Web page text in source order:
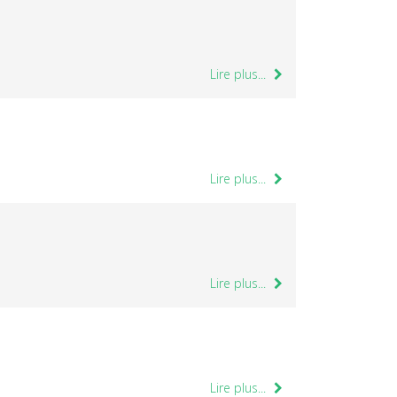
Lire plus...
Lire plus...
Lire plus...
Lire plus...